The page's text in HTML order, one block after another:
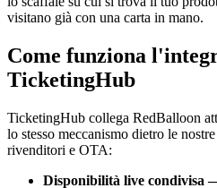
visitano già con una carta in mano.
Come funziona
TicketingHub
TicketingHub collega RedBalloon
lo stesso meccanismo dietro le
rivenditori e OTA:
Disponibilità live condivisa